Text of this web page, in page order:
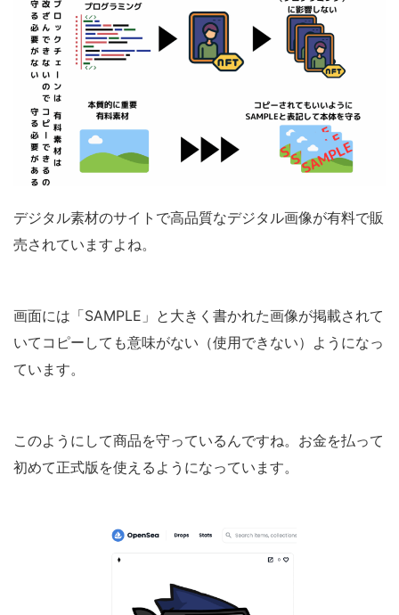
デジタル素材のサイトで高品質なデジタル画像が有料で販
売されていますよね。
画面には「SAMPLE」と大きく書かれた画像が掲載されて
いてコピーしても意味がない（使用できない）ようになっ
ています。
このようにして商品を守っているんですね。お金を払って
初めて正式版を使えるようになっています。